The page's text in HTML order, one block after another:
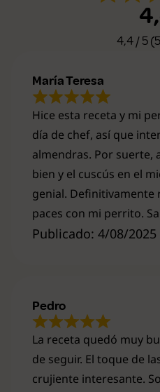
4,4 / 5
Publicado: 4/08/2025
Hice esta receta y mi
día de chef, así que
almendras. Por suerte,
bien y el cuscús en el
genial. Definitivamente
paces con mi perrito.
María Teresa
La receta quedó muy
de seguir. El toque de
crujiente interesante.
Pedro